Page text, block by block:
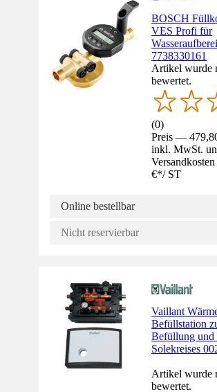
BOSCH
VES Profi für
7738330161
Artikel wurde
bewertet.
(0)
Preis —
inkl. MwSt.
€*/ ST
Online bestellbar
Nicht reservierbar
Vaillant
Befüllstation
Befüllung und
Solekreises
Artikel wurde
bewertet.